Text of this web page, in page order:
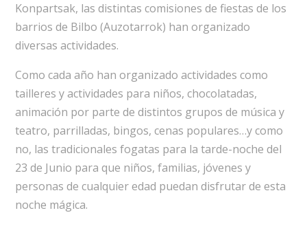
Konpartsak, las distintas comisiones de fiestas de los
barrios de Bilbo (Auzotarrok) han organizado
diversas actividades.
Como cada año han organizado actividades como
tailleres y actividades para niños, chocolatadas,
animación por parte de distintos grupos de música y
teatro, parrilladas, bingos, cenas populares…y como
no, las tradicionales fogatas para la tarde-noche del
23 de Junio para que niños, familias, jóvenes y
personas de cualquier edad puedan disfrutar de esta
noche mágica.